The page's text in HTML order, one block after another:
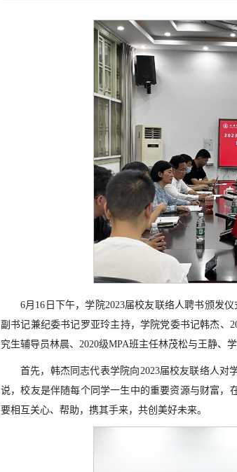
6月16日下午，学院2023届校友联络人聘书颁发
副书记兼纪委书记罗亚玲主持，学院党委书记韩杰、
究生辅导员林晨、2020级MPA班主任林茂松与王静、
首先，韩杰同志代表学院向2023届校友联络人
说，校友是伴随每个同学一生中的重要资源与财富，
要相互关心、帮助，携其手来，共创美好未来。